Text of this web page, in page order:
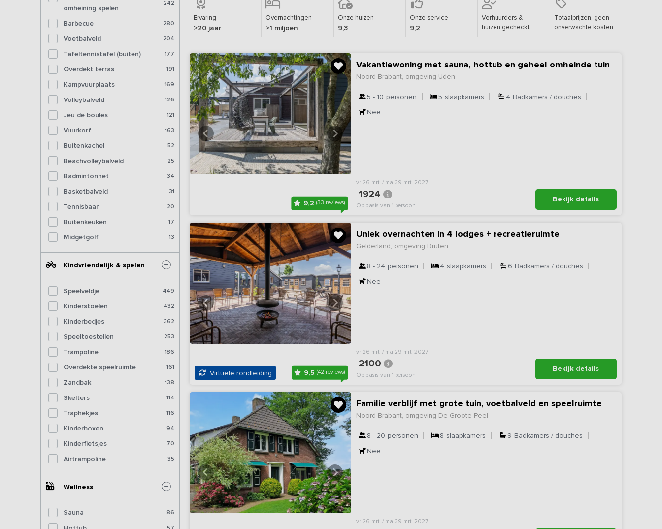
omheining spelen
242
Barbecue 280
Voetbalveld 204
Tafeltennistafel (buiten) 177
Overdekt terras 191
Kampvuurplaats 169
Volleybalveld 126
Jeu de boules 121
Vuurkorf 163
Buitenkachel 52
Beachvolleybalveld 25
Badmintonnet 34
Basketbalveld 31
Tennisbaan 20
Buitenkeuken 17
Midgetgolf 13
Kindvriendelijk & spelen
Speelveldje 449
Kinderstoelen 432
Kinderbedjes 362
Speeltoestellen 253
Trampoline 186
Overdekte speelruimte 161
Zandbak 138
Skelters 114
Traphekjes 116
Kinderboxen 94
Kinderfietsjes 70
Airtrampoline 35
Wellness
Sauna 86
Ervaring
>20 jaar
Overnachtingen
>1 miljoen
Onze huizen
9,3
Onze service
9,2
Verhuurders &
huizen gecheckt
Totaalprijzen, geen
onverwachte kosten
9,2(33 reviews)
Vakantiewoning met sauna, hottub en geheel omheinde tuin
Noord-Brabant, omgeving Uden
5 - 10 personen 5 slaapkamers 4 Badkamers / douches
Nee
vr 26 mrt. / ma 29 mrt. 2027
1924
Op basis van 1 persoon
Bekijk details
Virtuele rondleiding 9,5(42 reviews)
Uniek overnachten in 4 lodges + recreatieruimte
Gelderland, omgeving Druten
8 - 24 personen 4 slaapkamers 6 Badkamers / douches
Nee
vr 26 mrt. / ma 29 mrt. 2027
2100
Op basis van 1 persoon
Bekijk details
Familie verblijf met grote tuin, voetbalveld en speelruimte
Noord-Brabant, omgeving De Groote Peel
8 - 20 personen 8 slaapkamers 9 Badkamers / douches
Nee
vr 26 mrt. / ma 29 mrt. 2027